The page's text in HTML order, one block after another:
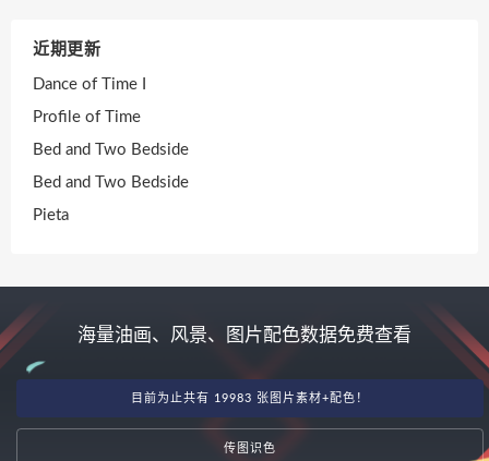
近期更新
Dance of Time I
Profile of Time
Bed and Two Bedside
Bed and Two Bedside
Pieta
海量油画、风景、图片配色数据免费查看
目前为止共有 19983 张图片素材+配色！
传图识色